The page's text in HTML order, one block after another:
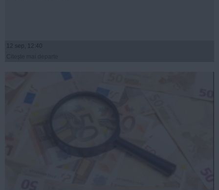
12 sep, 12:40